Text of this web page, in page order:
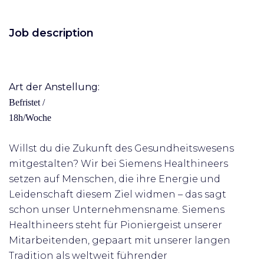
Job description
Art der Anstellung:
Befristet /
18h/Woche
Willst du die Zukunft des Gesundheitswesens
mitgestalten? Wir bei Siemens Healthineers
setzen auf Menschen, die ihre Energie und
Leidenschaft diesem Ziel widmen – das sagt
schon unser Unternehmensname. Siemens
Healthineers steht für Pioniergeist unserer
Mitarbeitenden, gepaart mit unserer langen
Tradition als weltweit führender